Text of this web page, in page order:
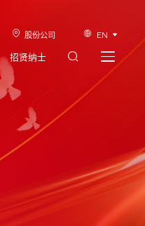
股份公司 EN
招贤纳士